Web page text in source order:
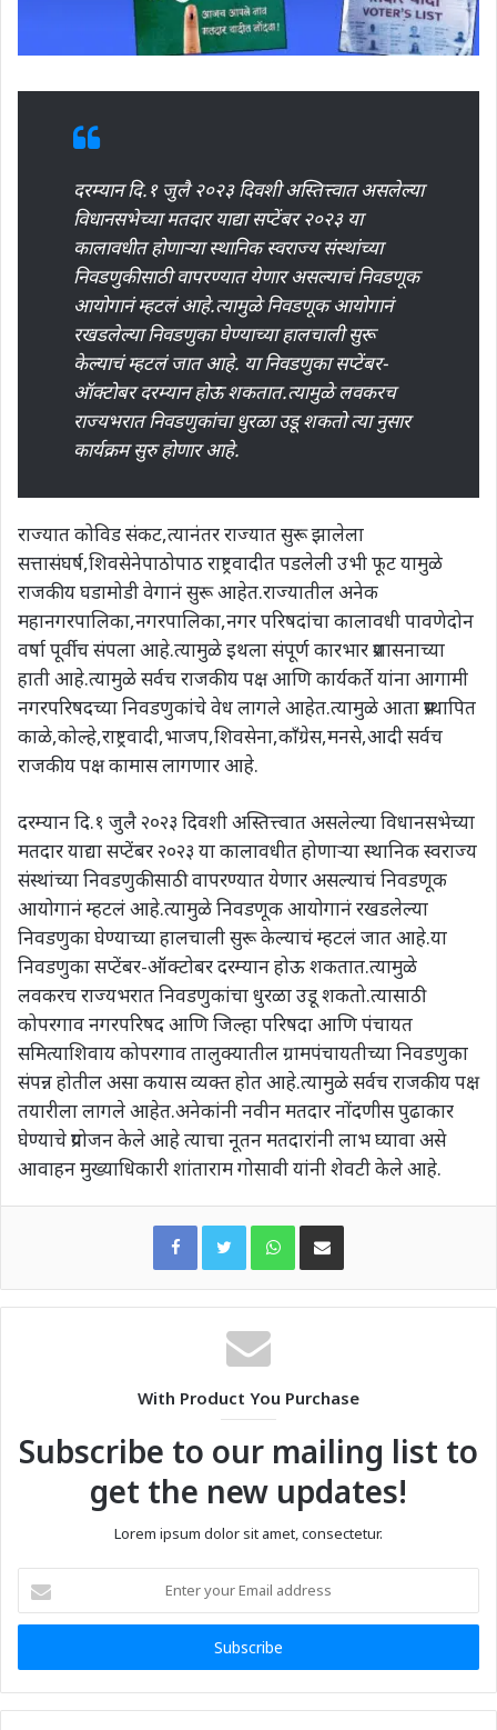
दरम्यान दि.१ जुलै २०२३ दिवशी अस्तित्त्वात असलेल्या
विधानसभेच्या मतदार याद्या सप्टेंबर २०२३ या
कालावधीत होणाऱ्या स्थानिक स्वराज्य संस्थांच्या
निवडणुकीसाठी वापरण्यात येणार असल्याचं निवडणूक
आयोगानं म्हटलं आहे.त्यामुळे निवडणूक आयोगानं
रखडलेल्या निवडणुका घेण्याच्या हालचाली सुरू
केल्याचं म्हटलं जात आहे. या निवडणुका सप्टेंबर-
ऑक्टोबर दरम्यान होऊ शकतात.त्यामुळे लवकरच
राज्यभरात निवडणुकांचा धुरळा उडू शकतो त्या नुसार
कार्यक्रम सुरु होणार आहे.
राज्यात कोविड संकट,त्यानंतर राज्यात सुरू झालेला
सत्तासंघर्ष,शिवसेनेपाठोपाठ राष्ट्रवादीत पडलेली उभी फूट यामुळे
राजकीय घडामोडी वेगानं सुरू आहेत.राज्यातील अनेक
महानगरपालिका,नगरपालिका,नगर परिषदांचा कालावधी पावणेदोन
वर्षा पूर्वीच संपला आहे.त्यामुळे इथला संपूर्ण कारभार प्रशासनाच्या
हाती आहे.त्यामुळे सर्वच राजकीय पक्ष आणि कार्यकर्ते यांना आगामी
नगरपरिषदच्या निवडणुकांचे वेध लागले आहेत.त्यामुळे आता प्रस्थापित
काळे,कोल्हे,राष्ट्रवादी,भाजप,शिवसेना,काँग्रेस,मनसे,आदी सर्वच
राजकीय पक्ष कामास लागणार आहे.
दरम्यान दि.१ जुलै २०२३ दिवशी अस्तित्त्वात असलेल्या विधानसभेच्या
मतदार याद्या सप्टेंबर २०२३ या कालावधीत होणाऱ्या स्थानिक स्वराज्य
संस्थांच्या निवडणुकीसाठी वापरण्यात येणार असल्याचं निवडणूक
आयोगानं म्हटलं आहे.त्यामुळे निवडणूक आयोगानं रखडलेल्या
निवडणुका घेण्याच्या हालचाली सुरू केल्याचं म्हटलं जात आहे.या
निवडणुका सप्टेंबर-ऑक्टोबर दरम्यान होऊ शकतात.त्यामुळे
लवकरच राज्यभरात निवडणुकांचा धुरळा उडू शकतो.त्यासाठी
कोपरगाव नगरपरिषद आणि जिल्हा परिषदा आणि पंचायत
समित्याशिवाय कोपरगाव तालुक्यातील ग्रामपंचायतीच्या निवडणुका
संपन्न होतील असा कयास व्यक्त होत आहे.त्यामुळे सर्वच राजकीय पक्ष
तयारीला लागले आहेत.अनेकांनी नवीन मतदार नोंदणीस पुढाकार
घेण्याचे प्रयोजन केले आहे त्याचा नूतन मतदारांनी लाभ घ्यावा असे
आवाहन मुख्याधिकारी शांताराम गोसावी यांनी शेवटी केले आहे.
WhatsAppShare via Email
With Product You Purchase
Subscribe to our mailing list to
get the new updates!
Lorem ipsum dolor sit amet, consectetur.
your
Email